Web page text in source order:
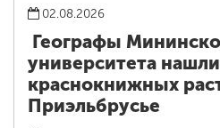
02.08.2026
Географы
университета
краснокнижных
Приэльбрусье